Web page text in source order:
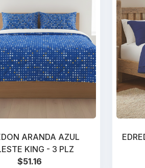
ARANDA AZUL
KING - 3 PLZ
$51.16